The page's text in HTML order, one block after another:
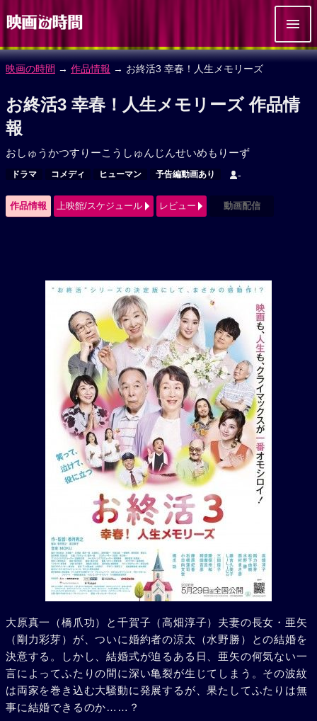
映画の時間 → 作品情報 → お終活3 幸春！人生メモリーズ
お終活3 幸春！人生メモリーズ 作品情
報
おしゅうかつすりーこうしゅんじんせいめもりーず
ドラマ コメディ ヒューマン 予告編動画あり -
作品情報 上映館/スケジュール レビュー 動画配信
大原真一（橋爪功）と千賀子（高畑淳子）夫妻の長女・亜矢
（剛力彩芽）が、ついに婚約者の涼太（水野勝）との結婚を
決意する。しかし、結婚式が迫るある日、亜矢の何気ない一
言によってふたりの間に深い亀裂が生じてしまう。その波紋
は両家を巻き込む大騒動に発展するが、果たしてふたりは無
事に結婚できるのか……？